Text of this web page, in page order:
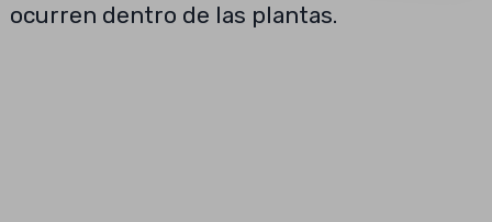
ocurren dentro de las plantas.